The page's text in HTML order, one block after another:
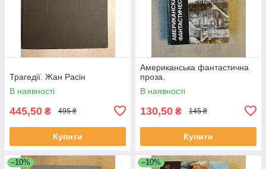
Трагедії. Жан Расін
В наявності
445,50 ₴ 495 ₴
Купити
Американська фантастична
проза.
В наявності
130,50 ₴ 145 ₴
Купити
–10% –10%